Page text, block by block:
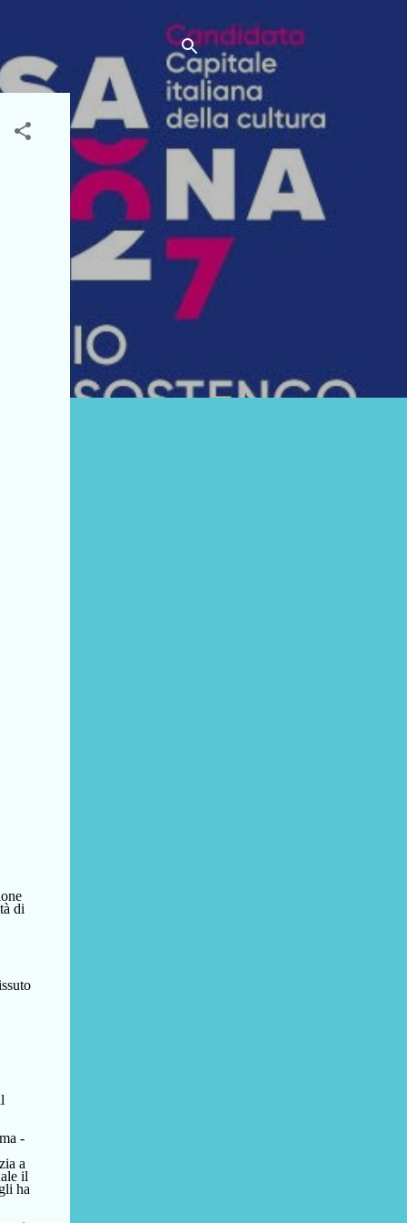
di
-
a
il
ha